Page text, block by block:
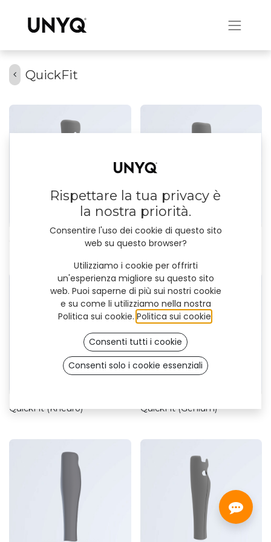
QuickFit
QuickFit (Rheo-XC) QuickFit (Quattro)
QuickFit (Kneuro) QuickFit (Genium)
Rispettare la tua privacy è
la nostra priorità.
Consentire l'uso dei cookie di questo sito
web su questo browser?
Utilizziamo i cookie per offrirti
un'esperienza migliore su questo sito
web. Puoi saperne di più sui nostri cookie
e su come li utilizziamo nella nostra
Politica sui cookie. Politica sui cookie
Consenti tutti i cookie
Consenti solo i cookie essenziali